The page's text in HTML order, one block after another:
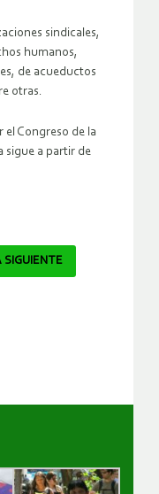
sindicales,
humanos,
de acueductos
otras.
Congreso de la
sigue a partir de
SIGUIENTE